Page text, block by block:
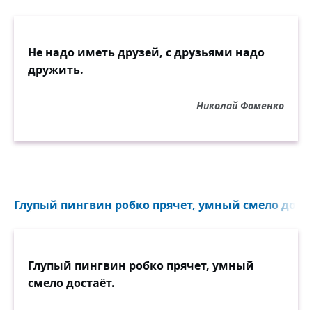
Не надо иметь друзей, с друзьями надо
дружить.
Николай Фоменко
Глупый пингвин робко прячет, умный смело
Глупый пингвин робко прячет, умный
смело достаёт.